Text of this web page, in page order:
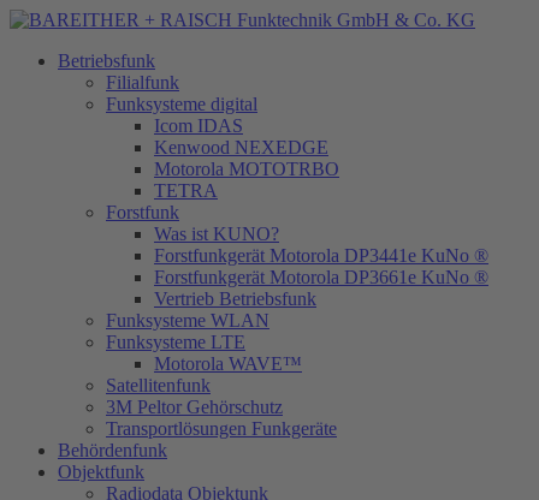
Betriebsfunk
Filialfunk
Funksysteme digital
Icom IDAS
Kenwood NEXEDGE
Motorola MOTOTRBO
TETRA
Forstfunk
Was ist KUNO?
Forstfunkgerät Motorola DP3441e KuNo ®
Forstfunkgerät Motorola DP3661e KuNo ®
Vertrieb Betriebsfunk
Funksysteme WLAN
Funksysteme LTE
Motorola WAVE™
Satellitenfunk
3M Peltor Gehörschutz
Transportlösungen Funkgeräte
Behördenfunk
Objektfunk
Radiodata Objektunk